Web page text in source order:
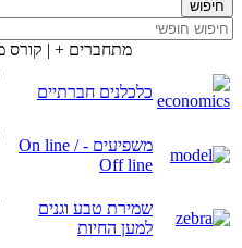
מתחברים + | קורס
כלכלנים חברתיים
משפיעים - On line /
Off line
שמירת טבע וגנים
למען החיות